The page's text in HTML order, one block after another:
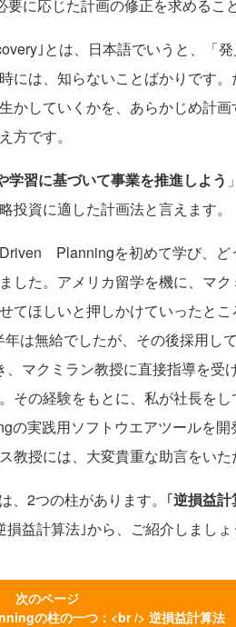
に応じた計画の修正を求めるこ
｣とは、日本語でいうと、「
には、知らないことばかりです。
かしていくかを、あらかじめ計
方です。
学習に基づいて事業を推進しよう
資に適した計画法と言えます。
Planningを初めて学び、ど
した。アメリカ留学を機に、マ
てほしいと押しかけていったと
は無給でしたが、その後採用し
マクミラン教授に直接指導を受
その経験をもとに、私が社長を
の実践用ソフトウエアツールを開
教授には、大変貴重な助言をいた
、2つの柱があります。｢逆損益計
益計算法｣から、ご紹介しましょ
次のページ
の柱の一つ：<br /> 逆損益計算法